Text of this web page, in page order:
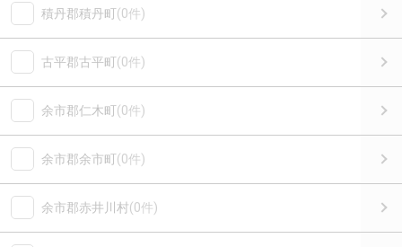
積丹郡積丹町(0件)
古平郡古平町(0件)
余市郡仁木町(0件)
余市郡余市町(0件)
余市郡赤井川村(0件)